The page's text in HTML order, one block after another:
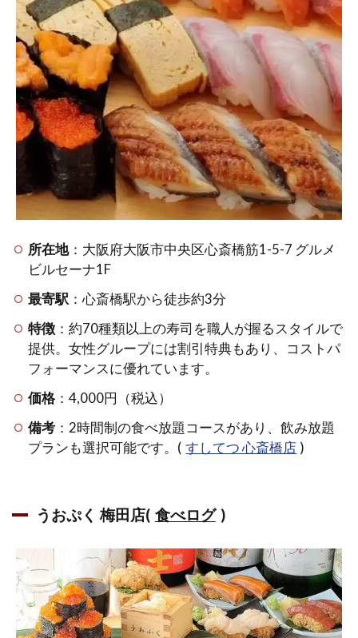
し酒場
FUJIYAMA
TOKYO 大
阪難波店
(食べログ)
1.3.2
やまの
や市場
(食べロ
グ)
1.3.3
営 海鮮居
酒屋
Rikusui(食
べログ)
1.3.4
すして
つ 心斎
橋店(食
べログ)
ヒル
トン
わう
寿司
の魅
力と
は
所在地：大阪府大阪市中央区心斎橋筋1-5-7 グルメ
ビルセーナ1F
最寄駅 ：心斎橋駅から徒歩約3分
特徴 ：約70種類以上の寿司を職人が握るスタイルで
提供。女性グループには割引特典もあり、コストパ
フォーマンスに優れています。
価格 ：4,000円（税込）
備考 ：2時間制の食べ放題コースがあり、飲み放題
プランも選択可能です。( すしてつ 心斎橋店 )
うおぷく 梅田店( 食べログ )